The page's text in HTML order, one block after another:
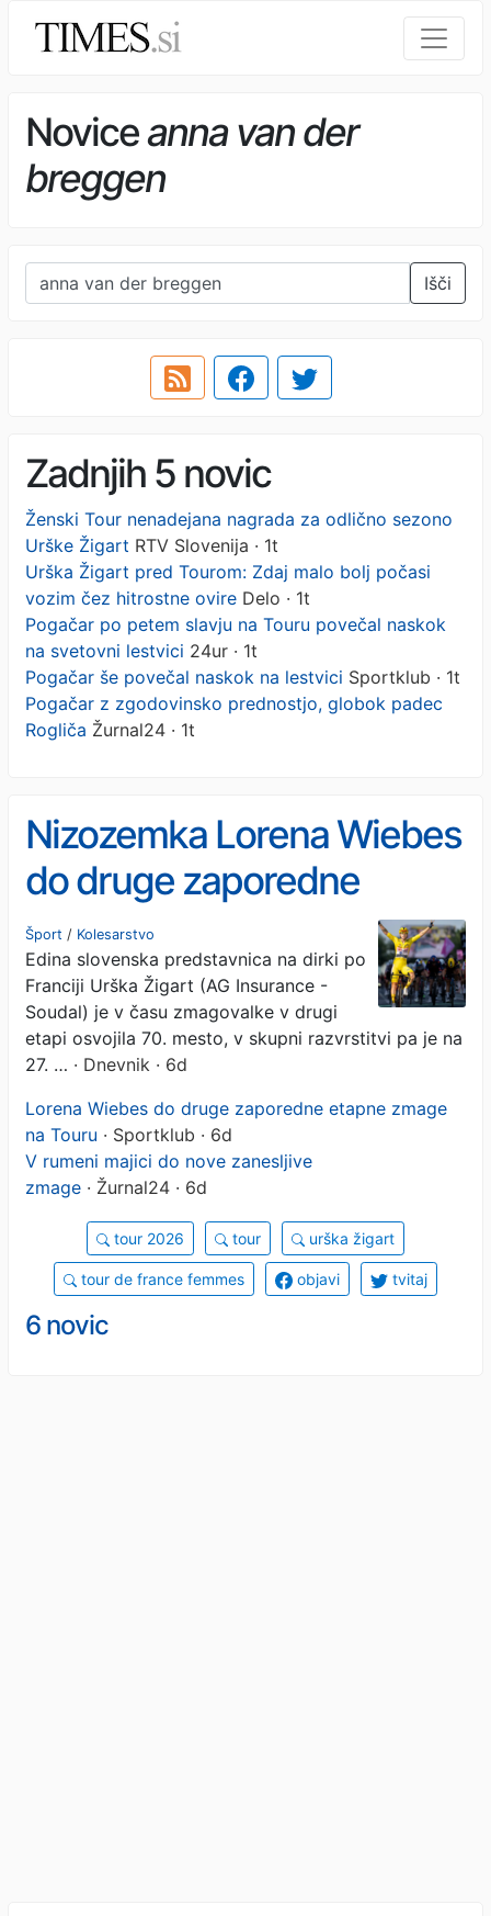
Noviceanna van der
breggen
Išči
Zadnjih 5 novic
Ženski Tour nenadejana nagrada za odlično sezono
Urške Žigart RTV Slovenija · 1t
Urška Žigart pred Tourom: Zdaj malo bolj počasi
vozim čez hitrostne ovire Delo · 1t
Pogačar po petem slavju na Touru povečal naskok
na svetovni lestvici 24ur · 1t
Pogačar še povečal naskok na lestvici Sportklub · 1t
Pogačar z zgodovinsko prednostjo, globok padec
Rogliča Žurnal24 · 1t
Nizozemka Lorena Wiebes
do druge zaporedne
zmage na Touru. Urška
Žigart v času zmagovalke
na 70. mestu
Šport / Kolesarstvo
Edina slovenska predstavnica na dirki po
Franciji Urška Žigart (AG Insurance -
Soudal) je v času zmagovalke v drugi
etapi osvojila 70. mesto, v skupni razvrstitvi pa je na
27. … · Dnevnik · 6d
Lorena Wiebes do druge zaporedne etapne zmage
na Touru · Sportklub · 6d
V rumeni majici do nove zanesljive
zmage · Žurnal24 · 6d
tour 2026 tour urška žigart
tour de france femmes objavi tvitaj
6 novic